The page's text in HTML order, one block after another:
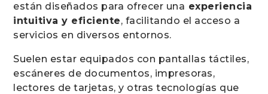
están diseñados para ofrecer una experiencia
intuitiva y eficiente, facilitando el acceso a
servicios en diversos entornos.
Suelen estar equipados con pantallas táctiles,
escáneres de documentos, impresoras,
lectores de tarjetas, y otras tecnologías que